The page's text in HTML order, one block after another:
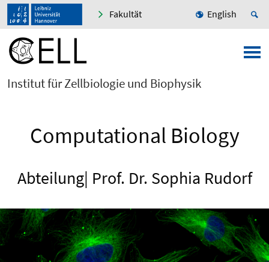
Fakultät English
Institut für Zellbiologie und Biophysik
Computational Biology
Abteilung| Prof. Dr. Sophia Rudorf